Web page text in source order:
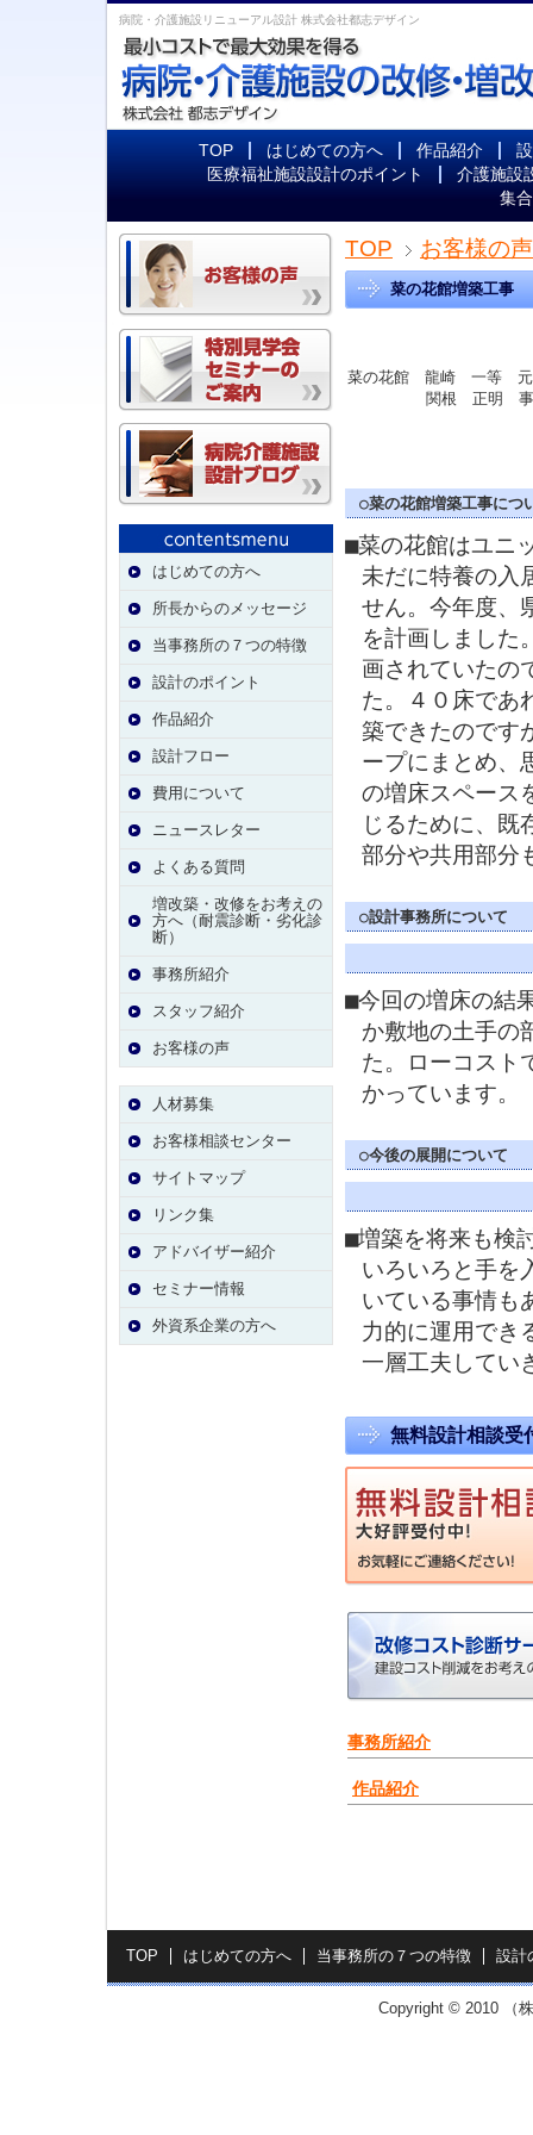
病院・介護施設リニューアル設計 株式会社都志デザイン
TOP はじめての方へ 作品紹介
医療福祉施設設計のポイント
介護施設
集
TOP お客様の声
菜の花館増築工事
菜の花館 龍崎 一等 元
関根 正明 事
○菜の花館増築工事につ
■菜の花館はユニ
未だに特養の入
せん。今年度、
を計画しました
画されていたの
た。４０床であ
築できたのです
ープにまとめ、
の増床スペース
じるために、既
部分や共用部分
○設計事務所について
■今回の増床の結
か敷地の土手の
た。ローコスト
かっています。
○今後の展開について
■増築を将来も検
いろいろと手を
いている事情も
力的に運用でき
一層工夫してい
無料設計相談受
事務所紹介
作品紹介
はじめての方へ
所長からのメッセージ
当事務所の７つの特徴
設計のポイント
作品紹介
設計フロー
費用について
ニュースレター
よくある質問
増改築・改修をお考えの
方へ（耐震診断・劣化診
断）
事務所紹介
スタッフ紹介
お客様の声
人材募集
お客様相談センター
サイトマップ
リンク集
アドバイザー紹介
セミナー情報
外資系企業の方へ
TOP はじめての方へ 当事務所の７つの特徴 設計
Copyright © 2010 （